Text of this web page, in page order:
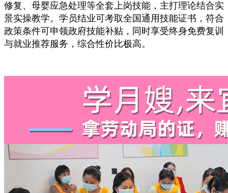
修复、母婴应急处理等全套上岗技能，主打理论结合实
景实操教学。学员结业可考取全国通用技能证书，符合
政策条件可申领政府技能补贴，同时享受终身免费复训
与就业推荐服务，综合性价比极高。